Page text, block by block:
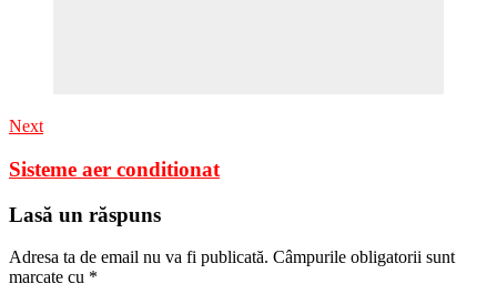
Next
Sisteme aer conditionat
Lasă un răspuns
Adresa ta de email nu va fi publicată. Câmpurile obligatorii sunt
marcate cu *